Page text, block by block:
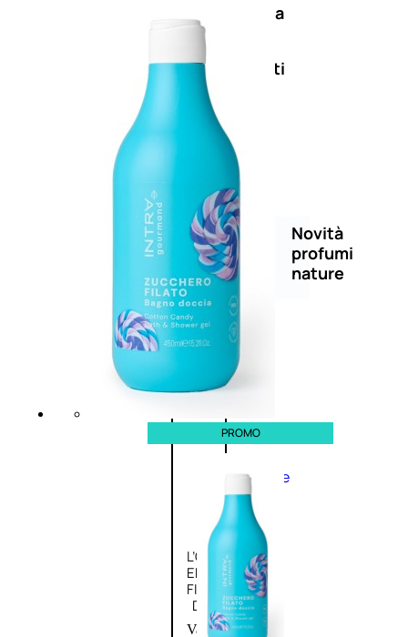
Detergenza
Trattamenti
viso
Maschere
nature
Novità
profumi
nature
Esaurito PROMO
Fragranze
Nature
Donna
L’OCCITANE
EDT
FIORI
DI
Valutato
PROMO